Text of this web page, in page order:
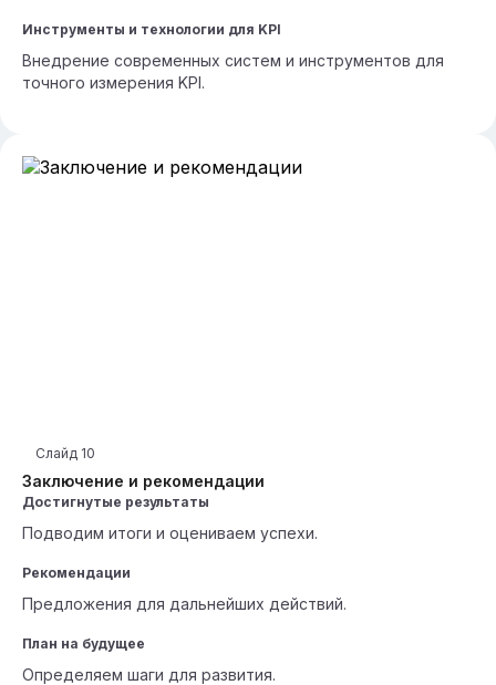
Инструменты и технологии для KPI
Внедрение современных систем и инструментов для
точного измерения KPI.
Заключение и рекомендации
Слайд 10
Достигнутые результаты
Подводим итоги и оцениваем успехи.
Рекомендации
Предложения для дальнейших действий.
План на будущее
Определяем шаги для развития.